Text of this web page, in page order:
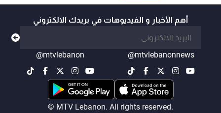
أهم الأخبار و الفيديوهات في بريدك الالكتروني
@mtvlebanonnews
@mtvlebanon
© MTV Lebanon. All rights reserved.